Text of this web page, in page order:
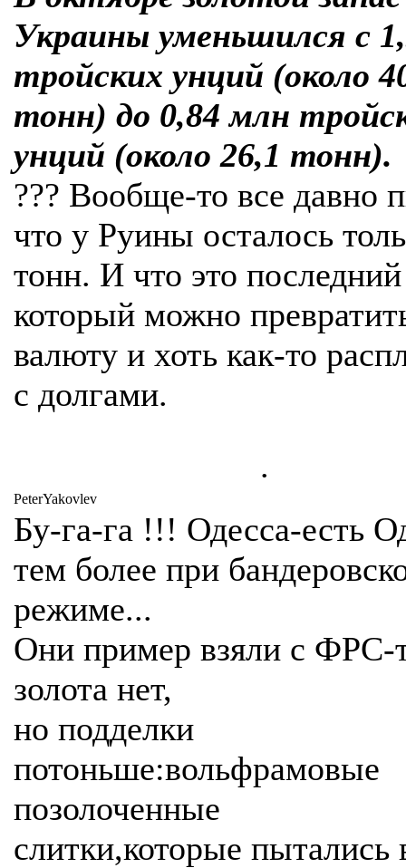
Украины уменьшился с
тройских унций (около
тонн) до 0,84 млн
унций (около 26,1 тонн).
??? Вообще-то все давно
что у Руины осталось
тонн. И что это
который можно
валюту и хоть как-то
с долгами.
.
PeterYakovlev
Бу-га-га !!! Одесса-есть
тем более при
режиме...
Они пример взяли с ФРС-
золота нет,
но подделки
потоньше:вольфрамовые
позолоченные
слитки,которые пытались